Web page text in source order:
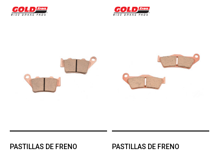
PASTILLAS DE FRENO
PASTILLAS DE FRENO